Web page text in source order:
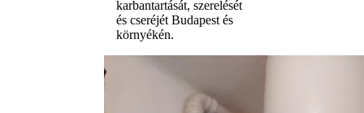
karbantartását, szerelését
és cseréjét Budapest és
környékén.